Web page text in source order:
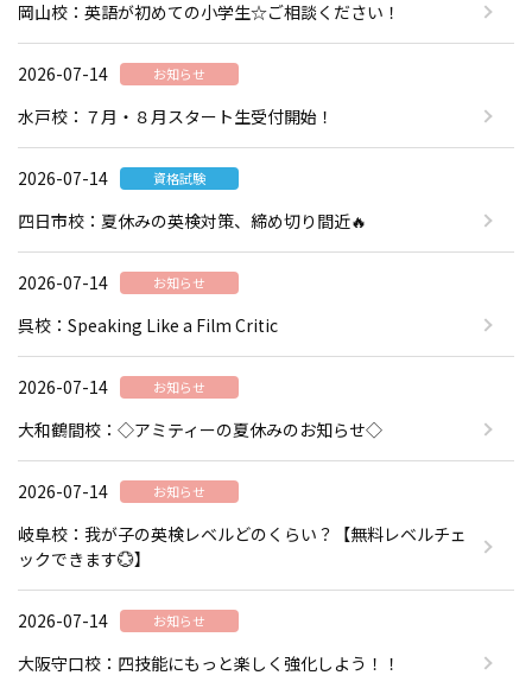
岡山校：英語が初めての小学生☆ご相談ください！
2026-07-14 お知らせ
水戸校：７月・８月スタート生受付開始！
2026-07-14 資格試験
四日市校：夏休みの英検対策、締め切り間近🔥
2026-07-14 お知らせ
呉校：Speaking Like a Film Critic
2026-07-14 お知らせ
大和鶴間校：◇アミティーの夏休みのお知らせ◇
2026-07-14 お知らせ
岐阜校：我が子の英検レベルどのくらい？【無料レベルチェ
ックできます💮】
2026-07-14 お知らせ
大阪守口校：四技能にもっと楽しく強化しよう！！